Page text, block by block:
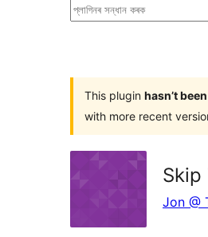
প্লাগিনৰ
This plugin hasn’t
with more recent
Skip
Jon @